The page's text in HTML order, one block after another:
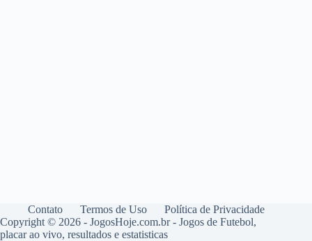
Contato Termos de Uso
Política de Privacidade
Copyright © 2026 - JogosHoje.com.br - Jogos de Futebol,
placar ao vivo, resultados e estatisticas